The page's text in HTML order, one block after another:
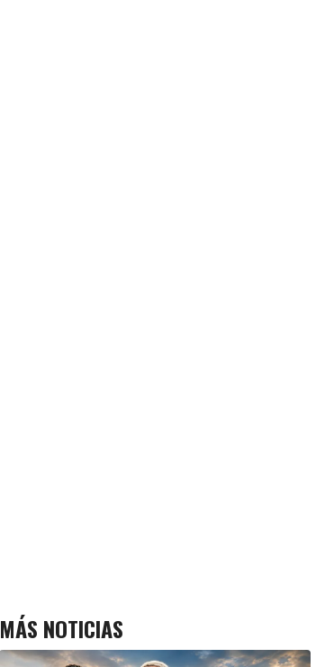
MÁS NOTICIAS